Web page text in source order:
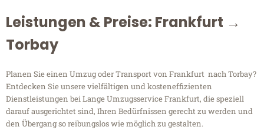
Leistungen & Preise: Frankfurt →
Torbay
Planen Sie einen Umzug oder Transport von Frankfurt nach Torbay?
Entdecken Sie unsere vielfältigen und kosteneffizienten
Dienstleistungen bei Lange Umzugsservice Frankfurt, die speziell
darauf ausgerichtet sind, Ihren Bedürfnissen gerecht zu werden und
den Übergang so reibungslos wie möglich zu gestalten.